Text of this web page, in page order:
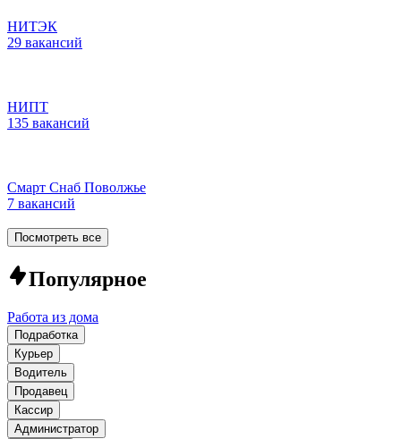
НИТЭК
29 вакансий
НИПТ
135 вакансий
Смарт Снаб Поволжье
7 вакансий
Посмотреть все
Популярное
Работа из дома
Подработка
Курьер
Водитель
Продавец
Кассир
Администратор